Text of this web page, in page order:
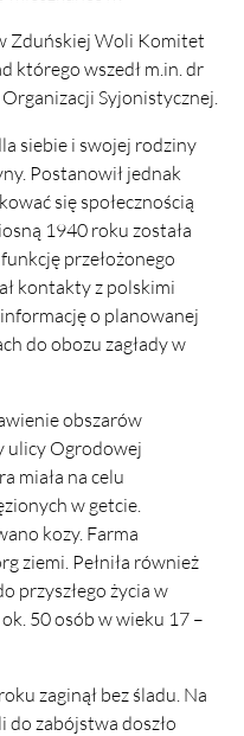
Zduńskiej Woli Komitet
którego wszedł m.in. dr
Syjonistycznej.
siebie i swojej rodziny
Postanowił jednak
się społecznością
1940 roku została
przełożonego
kontakty z polskimi
o planowanej
do obozu zagłady w
obszarów
ulicy Ogrodowej
miała na celu
w getcie.
kozy. Farma
ziemi. Pełniła również
przyszłego życia w
50 osób w wieku 17 –
zaginął bez śladu. Na
do zabójstwa doszło